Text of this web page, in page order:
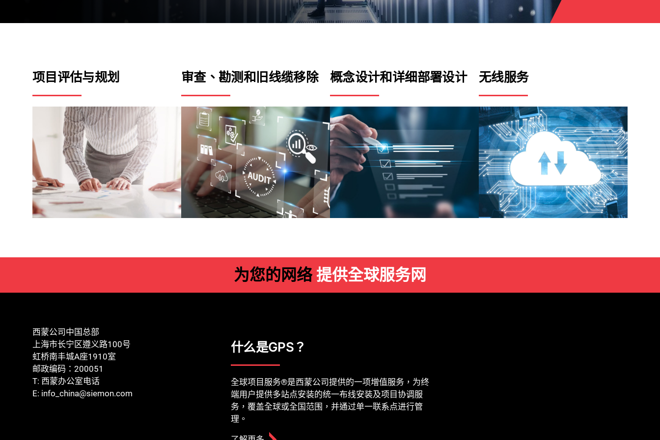
项目评估与规划 审查、勘测和旧线缆移除 概念设计和详细部署设计 无线服务
为您的⽹络提供全球服务⽹
西蒙公司中国总部
上海市长宁区遵义路100号
虹桥南丰城A座1910室
邮政编码：200051
T: 西蒙办公室电话
E: info_china@siemon.com
什么是GPS？
全球项目服务®是西蒙公司提供的一项增值服务，为终
端用户提供多站点安装的统一布线安装及项目协调服
务，覆盖全球或全国范围，并通过单一联系点进行管
理。
关闭